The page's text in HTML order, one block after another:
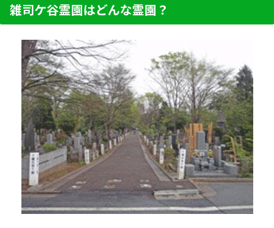
雑司ケ谷霊園はどんな霊園？